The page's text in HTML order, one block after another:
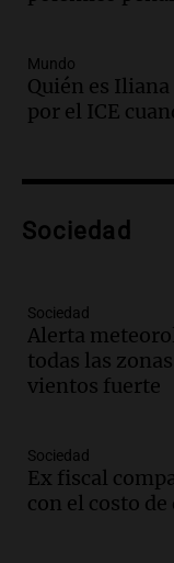
Audio.
un pozo
Panorama
Audio.
al
Audio.
Mundial
récords y
Amamos
Audio.
accidente
jóvenes
Mundo
Quién es
por el ICE
Sociedad
Sociedad
Alerta
todas las
vientos fuerte
Sociedad
Ex fiscal
con el costo